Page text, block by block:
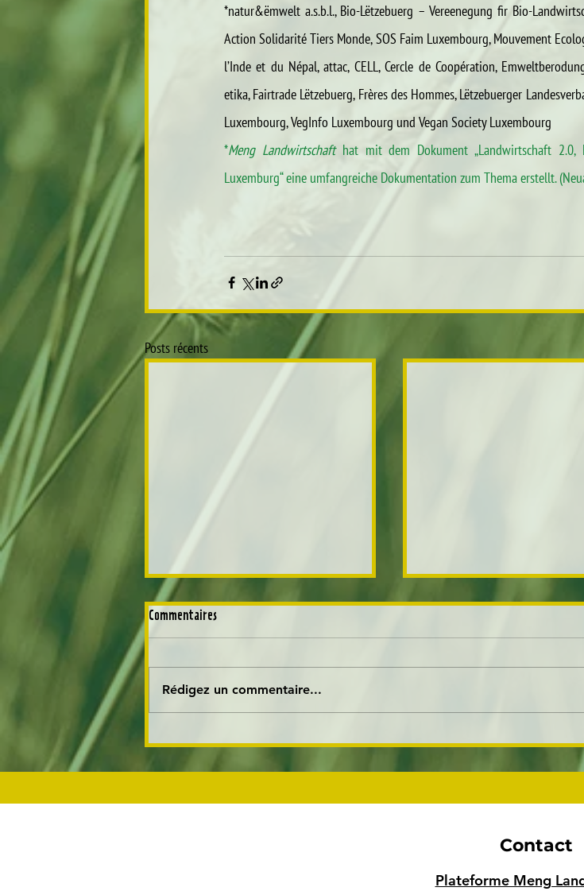
*natur&ëmwelt a.s.b.l., Bio-Lëtzebuerg – Vereenegung fir Bio-
Action Solidarité Tiers Monde, SOS Faim Luxembourg, Mouvement
l’Inde et du Népal, attac, CELL, Cercle de Coopération,
etika, Fairtrade Lëtzebuerg, Frères des Hommes, Lëtzebuerger
Luxembourg, VegInfo Luxembourg und Vegan Society Luxembourg
*Meng Landwirtschaft hat mit dem Dokument „Landwirtschaft
Luxemburg“ eine umfangreiche Dokumentation zum Thema erstellt.
Posts récents
Abschaffung von
Sicherheitsprüfungen und
von Pflanzen aus neuer
Commentaires
Rédigez un commentaire...
Contact
Plateforme Meng